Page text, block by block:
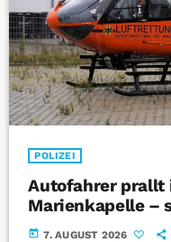
POLIZEI
Autofahrer prallt
Marienkapelle –
today 7. AUGUST 2026